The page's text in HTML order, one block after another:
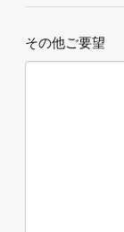
その他ご要望